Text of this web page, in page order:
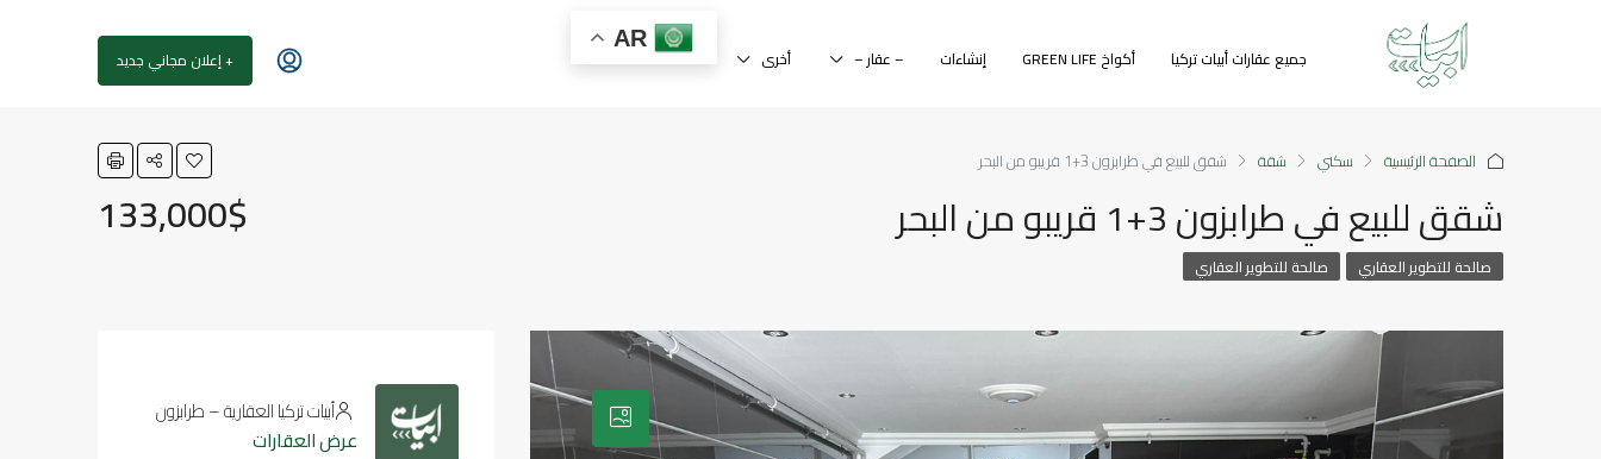
جميع عقارات أبيات تركيا أكواخ GREEN LIFE إنشاءات – عقار – أخرى
AR
+ إعلان مجاني جديد
الصفحة الرئيسية سكني شقة شقق للبيع في طرابزون 3+1 قريبو من البحر
شقق للبيع في طرابزون 3+1 قريبو من البحر 133,000$
صالحة للتطوير العقاري صالحة للتطوير العقاري
أبيات تركيا العقارية – طرابزون
عرض العقارات